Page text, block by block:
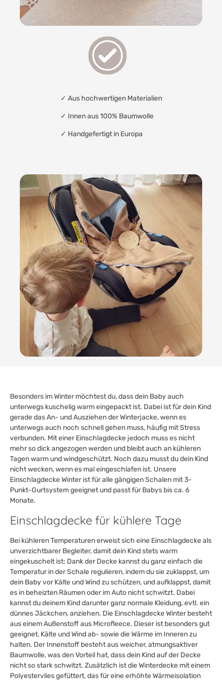
✓ Aus hochwertigen Materialien
✓ Innen aus 100% Baumwolle
✓ Handgefertigt in Europa
Besonders im Winter möchtest du, dass dein Baby auch
unterwegs kuschelig warm eingepackt ist. Dabei ist für dein Kind
gerade das An- und Ausziehen der Winterjacke, wenn es
unterwegs auch noch schnell gehen muss, häufig mit Stress
verbunden. Mit einer Einschlagdecke jedoch muss es nicht
mehr so dick angezogen werden und bleibt auch an kühleren
Tagen warm und windgeschützt. Noch dazu musst du dein Kind
nicht wecken, wenn es mal eingeschlafen ist. Unsere
Einschlagdecke Winter ist für alle gängigen Schalen mit 3-
Punkt-Gurtsystem geeignet und passt für Babys bis ca. 6
Monate.
Einschlagdecke für kühlere Tage
Bei kühleren Temperaturen erweist sich eine Einschlagdecke als
unverzichtbarer Begleiter, damit dein Kind stets warm
eingekuschelt ist: Dank der Decke kannst du ganz einfach die
Temperatur in der Schale regulieren, indem du sie zuklappst, um
dein Baby vor Kälte und Wind zu schützen, und aufklappst, damit
es in beheizten Räumen oder im Auto nicht schwitzt. Dabei
kannst du deinem Kind darunter ganz normale Kleidung, evtl. ein
dünnes Jäckchen, anziehen. Die Einschlagdecke Winter besteht
aus einem Außenstoff aus Microfleece. Dieser ist besonders gut
geeignet, Kälte und Wind ab- sowie die Wärme im Inneren zu
halten. Der Innenstoff besteht aus weicher, atmungsaktiver
Baumwolle, was den Vorteil hat, dass dein Kind auf der Decke
nicht so stark schwitzt. Zusätzlich ist die Winterdecke mit einem
Polyestervlies gefüttert, das für eine erhöhte Wärmeisolation